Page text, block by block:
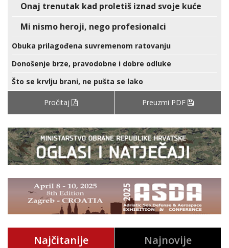
Onaj trenutak kad proletiš iznad svoje kuće
Mi nismo heroji, nego profesionalci
Obuka prilagođena suvremenom ratovanju
Donošenje brze, pravodobne i dobre odluke
Što se krvlju brani, ne pušta se lako
Pročitaj Preuzmi PDF
Najčitanije Najnovije